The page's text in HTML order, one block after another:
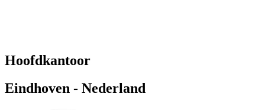
Hoofdkantoor
Eindhoven - Nederland